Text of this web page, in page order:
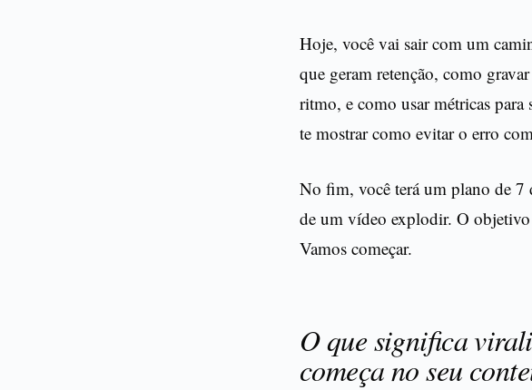
Hoje, você vai sair com um
que geram retenção, como
ritmo, e como usar métricas
te mostrar como evitar o erro
No fim, você terá um plano de 7
de um vídeo explodir. O
Vamos começar.
O que significa
começa no seu